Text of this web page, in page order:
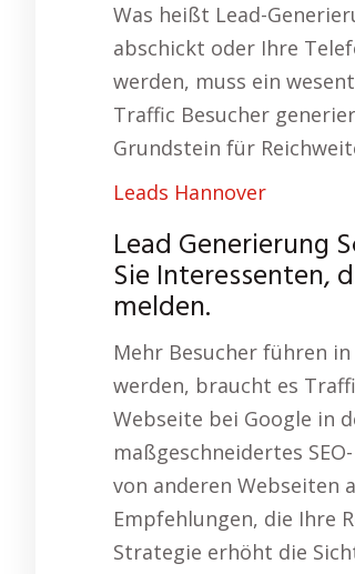
Was heißt Lead-
abschickt oder Ihre
werden, muss ein
Traffic Besucher
Grundstein für
Leads Hannover
Lead Generierung
Sie Interessenten,
melden.
Mehr Besucher führen
werden, braucht es
Webseite bei Google in
maßgeschneidertes
von anderen Webseiten
Empfehlungen, die Ihre
Strategie erhöht die